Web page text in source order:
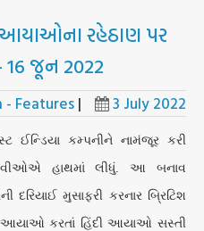
આયાઓના રહેઠાણ પર
જૂન 2022
- Features| 3 July 2022
ઈન્ડિયા કમ્પનીને નામંજૂર કરી
હાથમાં લીધું. આ બનાવ
દરિયાઈ મુસાફરી કરનાર બ્રિટિશ
આયાઓ કરતાં હિંદી આયાઓ સસ્તી